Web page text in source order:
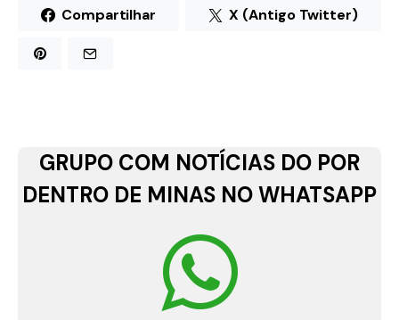
Compartilhar X (Antigo Twitter)
GRUPO COM NOTÍCIAS DO POR
DENTRO DE MINAS NO WHATSAPP